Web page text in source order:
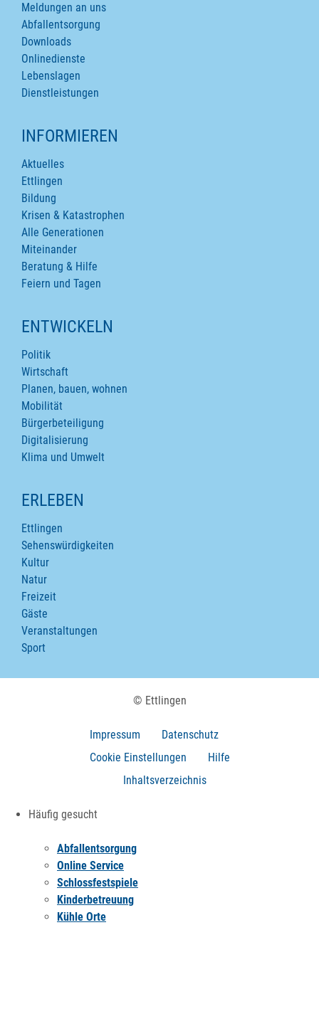
Meldungen an uns
Abfallentsorgung
Downloads
Onlinedienste
Lebenslagen
Dienstleistungen
INFORMIEREN
Aktuelles
Ettlingen
Bildung
Krisen & Katastrophen
Alle Generationen
Miteinander
Beratung & Hilfe
Feiern und Tagen
ENTWICKELN
Politik
Wirtschaft
Planen, bauen, wohnen
Mobilität
Bürgerbeteiligung
Digitalisierung
Klima und Umwelt
ERLEBEN
Ettlingen
Sehenswürdigkeiten
Kultur
Natur
Freizeit
Gäste
Veranstaltungen
Sport
© Ettlingen
Impressum
Datenschutz
Cookie Einstellungen
Hilfe
Inhaltsverzeichnis
Häufig gesucht
Abfallentsorgung
Online Service
Schlossfestspiele
Kinderbetreuung
Kühle Orte